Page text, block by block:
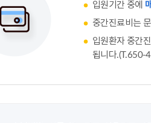
입원기간 중에
중간진료비는
입원환자 중간
됩니다.(T.650-